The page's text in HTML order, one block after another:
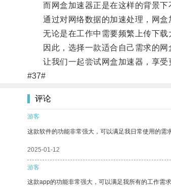
而网盒加速器正是在这样的背景下
通过对网络数据的加速处理，网盒
无论是在工作中需要频繁上传下载
因此，选择一款适合自己需求的网
让我们一起尝试网盒加速器，享受
#37#
评论
游客
这款软件的功能非常强大，可以满足我日常使用的需求
2025-01-12
游客
这款app的功能非常强大，可以满足我所有的工作需